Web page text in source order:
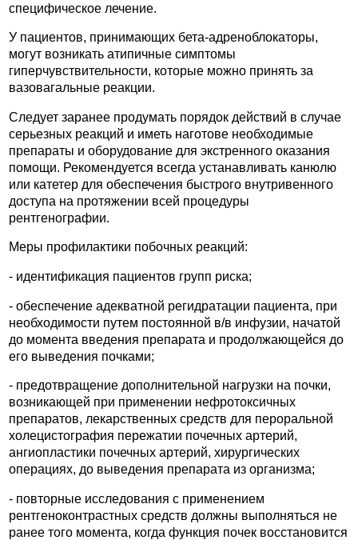
специфическое лечение.
У пациентов, принимающих бета-адреноблокаторы,
могут возникать атипичные симптомы
гиперчувствительности, которые можно принять за
вазовагальные реакции.
Следует заранее продумать порядок действий в случае
серьезных реакций и иметь наготове необходимые
препараты и оборудование для экстренного оказания
помощи. Рекомендуется всегда устанавливать канюлю
или катетер для обеспечения быстрого внутривенного
доступа на протяжении всей процедуры
рентгенографии.
Меры профилактики побочных реакций:
- идентификация пациентов групп риска;
- обеспечение адекватной регидратации пациента, при
необходимости путем постоянной в/в инфузии, начатой
до момента введения препарата и продолжающейся до
его выведения почками;
- предотвращение дополнительной нагрузки на почки,
возникающей при применении нефротоксичных
препаратов, лекарственных средств для пероральной
холецистография пережатии почечных артерий,
ангиопластики почечных артерий, хирургических
операциях, до выведения препарата из организма;
- повторные исследования с применением
рентгеноконтрастных средств должны выполняться не
ранее того момента, когда функция почек восстановится